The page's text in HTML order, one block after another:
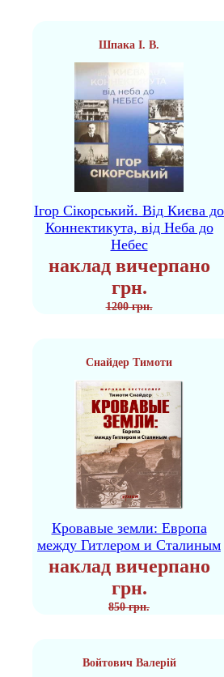
Шпака І. В.
Ігор Сікорський. Від Києва до
Коннектикута, від Неба до
Небес
наклад вичерпано
грн.
1200 грн.
Снайдер Тимоти
Кровавые земли: Европа
между Гитлером и Сталиным
наклад вичерпано
грн.
850 грн.
Войтович Валерій